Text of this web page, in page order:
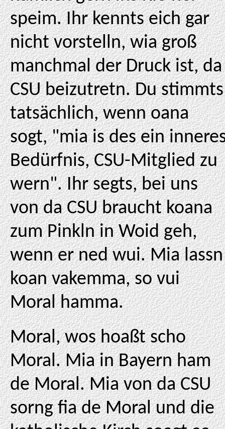
speim. Ihr kennts eich gar
nicht vorstelln, wia groß
manchmal der Druck ist, da
CSU beizutretn. Du stimmts
tatsächlich, wenn oana
sogt, "mia is des ein
Bedürfnis, CSU-Mitglied zu
wern". Ihr segts, bei uns
von da CSU braucht koana
zum Pinkln in Woid geh,
wenn er ned wui. Mia lassn
koan vakemma, so vui
Moral hamma.
Moral, wos hoaßt scho
Moral. Mia in Bayern ham
de Moral. Mia von da CSU
sorng fia de Moral und die